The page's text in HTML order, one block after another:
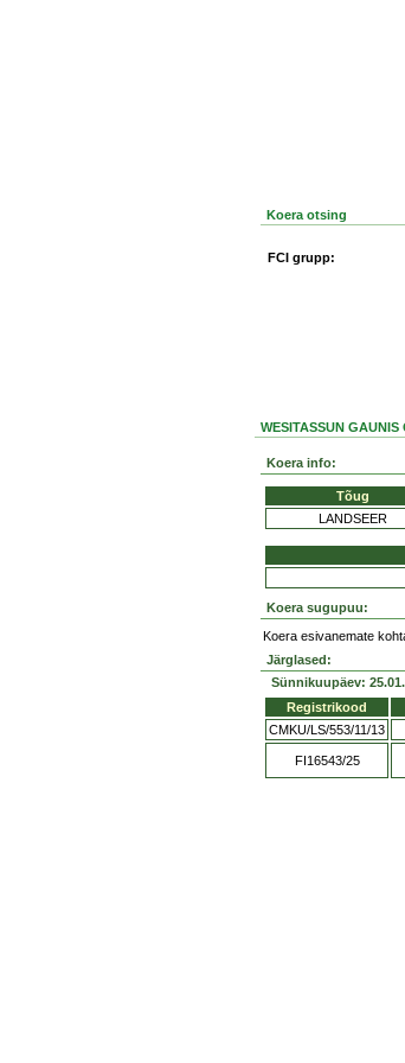
Koera otsing
FCI grupp:
WESITASSUN GAUNIS
Koera info:
Tõug
LANDSEER
Koera sugupuu:
Koera esivanemate
Järglased:
Sünnikuupäev:
Registrikood
CMKU/LS/553/11/13
FI16543/25